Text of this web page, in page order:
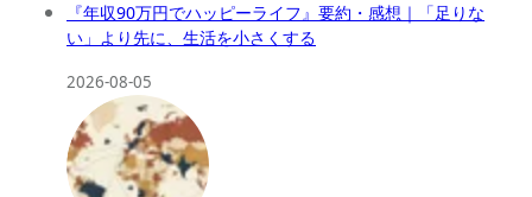
『年収90万円でハッピーライフ』要約・感想｜「足りな
い」より先に、生活を小さくする
2026-08-05